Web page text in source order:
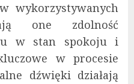
wykorzystywanych
one zdolność
w stan spokoju i
w procesie
dźwięki działają